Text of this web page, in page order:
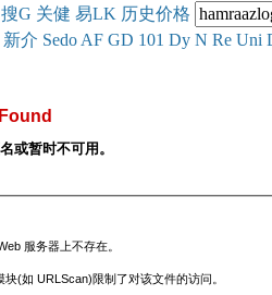
搜G 关健 易LK 历史价格
新介 Sedo AF GD 101 Dy N Re Uni